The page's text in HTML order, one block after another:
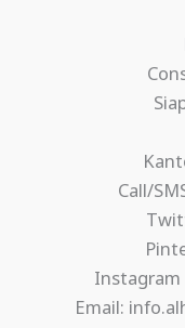
Call/
Instagram
Email: